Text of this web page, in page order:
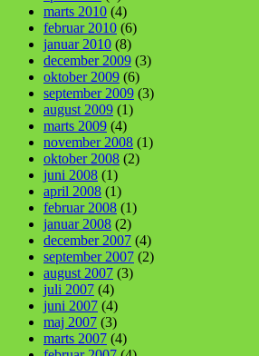
marts 2010 (4)
februar 2010 (6)
januar 2010 (8)
december 2009 (3)
oktober 2009 (6)
september 2009 (3)
august 2009 (1)
marts 2009 (4)
november 2008 (1)
oktober 2008 (2)
juni 2008 (1)
april 2008 (1)
februar 2008 (1)
januar 2008 (2)
december 2007 (4)
september 2007 (2)
august 2007 (3)
juli 2007 (4)
juni 2007 (4)
maj 2007 (3)
marts 2007 (4)